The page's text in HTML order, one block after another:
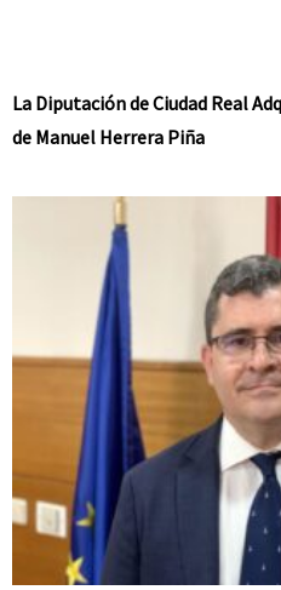
La Diputación de Ciudad Real
de Manuel Herrera Piña